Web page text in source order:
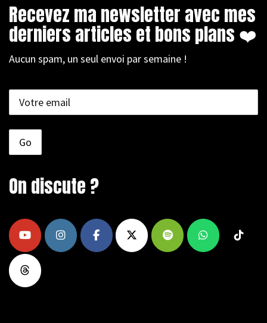
Recevez ma newsletter avec mes
derniers articles et bons plans ❤️
Aucun spam, un seul envoi par semaine !
On discute ?